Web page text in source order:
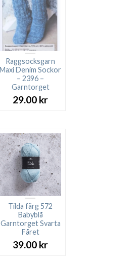
Raggsocksgarn
Maxi Denim Sockor
– 2396 –
Garntorget
29.00 kr
Tilda färg 572
Babyblå
Garntorget Svarta
Fåret
39.00 kr